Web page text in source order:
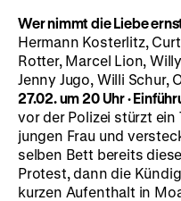
Wer nimmt die Liebe
Hermann Kosterlitz,
Rotter, Marcel Lion,
Jenny Jugo, Willi Schur,
27.02. um 20 Uhr ·
vor der Polizei stürzt ein
jungen Frau und
selben Bett bereits
Protest, dann die
kurzen Aufenthalt in